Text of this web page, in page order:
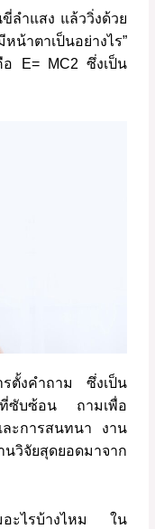
ลำแสง แล้ววิ่งด้วย
หน้าตาเป็นอย่างไร”
อ E= MC2 ซึ่งเป็น
รตั้งคำถาม
ซึ่งเป็น
ที่ซับซ้อน
ถามเพื่อ
ละการสนทนา
งาน
นวิจัยสุดยอดมาจาก
ะไรบ้างไหม
ใน